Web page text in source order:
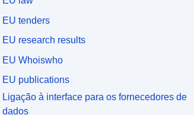
EU tenders
EU research results
EU Whoiswho
EU publications
Ligação à interface para os fornecedores de
dados